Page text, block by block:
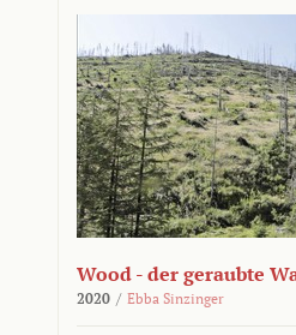
Wood - der geraubte
2020 / Ebba Sinzinger